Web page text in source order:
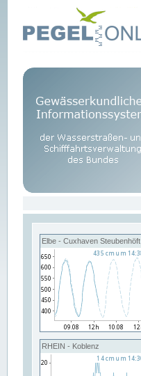
Elbe - Cuxhaven Steubenhöft
RHEIN - Koblenz